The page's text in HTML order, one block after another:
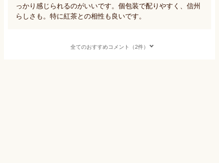
っかり感じられるのがいいです。個包装で配りやすく、信州
らしさも。特に紅茶との相性も良いです。
全てのおすすめコメント（2件）